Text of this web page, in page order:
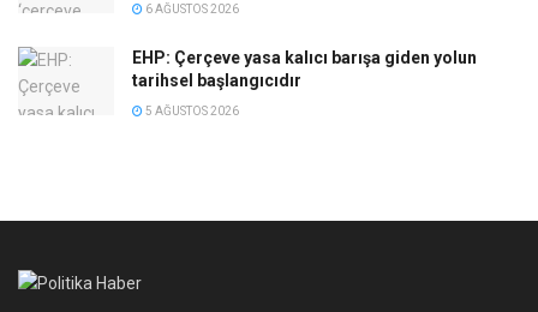
6 AĞUSTOS 2026
EHP: Çerçeve yasa kalıcı barışa giden yolun
tarihsel başlangıcıdır
5 AĞUSTOS 2026